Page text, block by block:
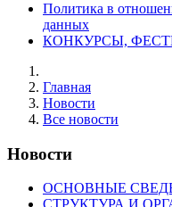
Политика в
данных
КОНКУРСЫ,
Главная
Новости
Все новости
Новости
ОСНОВНЫЕ